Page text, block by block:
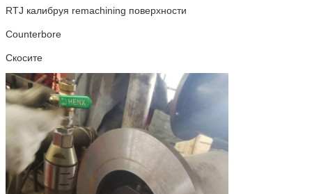
RTJ калибруя remachining поверхности
Counterbore
Скосите